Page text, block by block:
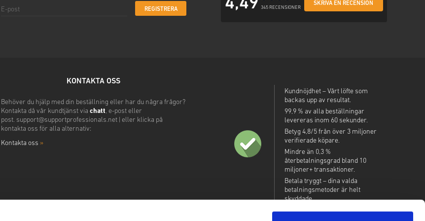
REGISTRERA 4,49 345 RECENSIONER
SKRIVA EN RECENSION
KONTAKTA OSS
Behöver du hjälp med din beställning eller har du några frågor?
Kontakta då vår kundtjänst via chatt, e-post eller
post. support@supportprofessionals.net| eller klicka på
kontakta oss för alla alternativ:
Kontakta oss »
Kundnöjdhet – Vårt löfte som
backas upp av resultat.
99,9 % av alla beställningar
levereras inom 60 sekunder.
Betyg 4,8/5 från över 3 miljoner
verifierade köpare.
Mindre än 0,3 %
återbetalningsgrad bland 10
miljoner+ transaktioner.
Betala tryggt – dina valda
betalningsmetoder är helt
skyddade.